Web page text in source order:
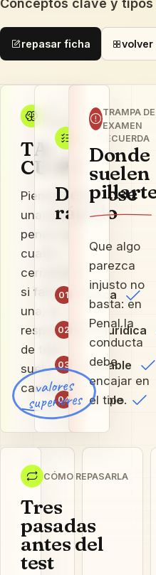
Conceptos clave y
repasar ficha volver
TA-
CU-PU
Piensa en
una puerta
penal con
cuatro
cerraduras:
si falta
una, la
respuesta
de test
suele
cambiar.
QUÉ RECUERDA
Desglose
rápido
01 Típica
02 Antijurídica
03 Culpable
04 Punible
TRAMPA DE
EXAMEN
Donde
suelen
Que algo
parezca
injusto no
basta: en
Penal la
conducta
debe
encajar en
el tipo.
valores
superiores
CÓMO REPASARLA
Tres
pasadas
antes del
test